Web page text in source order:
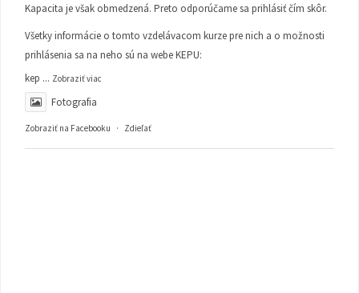
Kapacita je však obmedzená. Preto odporúčame sa prihlásiť čím skôr.
Všetky informácie o tomto vzdelávacom kurze pre nich a o možnosti
prihlásenia sa na neho sú na webe KEPU:
kep ... Zobraziť viac
Fotografia
Zobraziť na Facebooku · Zdieľať